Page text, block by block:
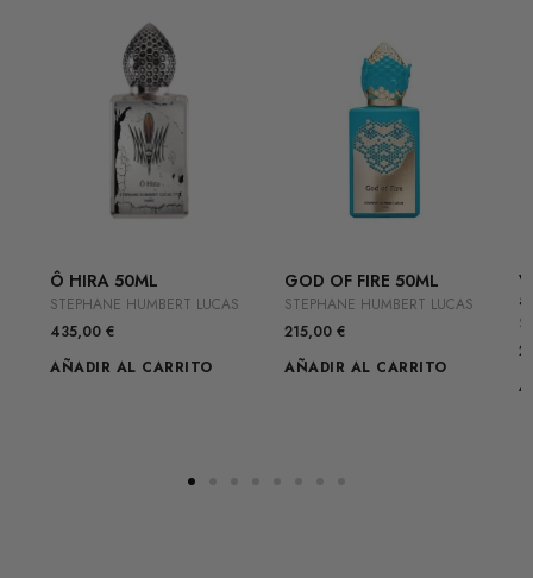
Ô HIRA 50ML
STEPHANE HUMBERT LUCAS
435,00 €
AÑADIR AL CARRITO
GOD OF FIRE 50ML
STEPHANE HUMBERT LUCAS
215,00 €
AÑADIR AL CARRITO